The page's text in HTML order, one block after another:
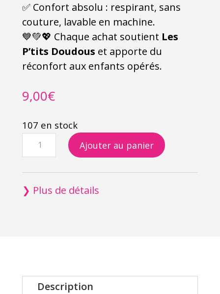
✅ Confort absolu : respirant, sans
couture, lavable en machine.
💙💚💖 Chaque achat soutient Les
P’tits Doudous et apporte du
réconfort aux enfants opérés.
9,00€
107 en stock
quantité
de
Echarpe
multifonction
Ajouter au panier
❯ Plus de détails
Description